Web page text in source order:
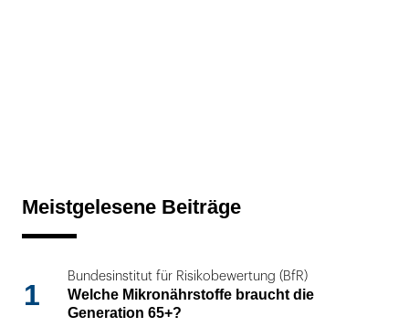
Meistgelesene Beiträge
1
Bundesinstitut für Risikobewertung (BfR)
Welche Mikronährstoffe braucht die
Generation 65+?